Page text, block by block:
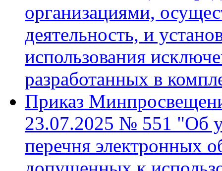
организациями,
деятельность, и
использования
разработанных в
Приказ
23.07.2025 № 551 "Об
перечня электронных